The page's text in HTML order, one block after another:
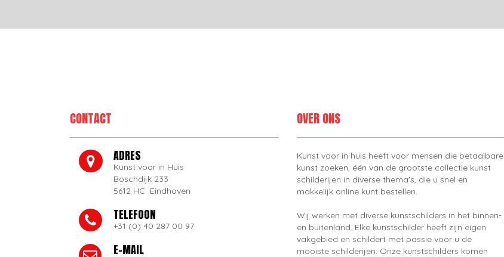
CONTACT
ADRES
Kunst voor in Huis
Boschdijk 233
5612 HC Eindhoven
TELEFOON
+31 (0) 40 287 00 97
E-MAIL
OVER ONS
Kunst voor in huis heeft voor mensen die betaalbare
kunst zoeken, één van de grootste collectie kunst
schilderijen in diverse thema's, die u snel en
makkelijk online kunt bestellen.
Wij werken met diverse kunstschilders in het binnen-
en buitenland. Elke kunstschilder heeft zijn eigen
vakgebied en schildert met passie voor u de
mooiste schilderijen. Onze kunstschilders komen